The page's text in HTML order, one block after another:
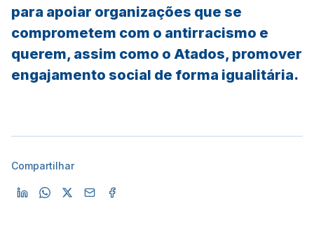
para apoiar organizações que se
comprometem com o antirracismo e
querem, assim como o Atados, promover
engajamento social de forma igualitária.
Compartilhar